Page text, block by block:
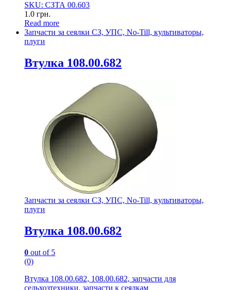
SKU: СЗТА 00.603
1.0 грн.
Read more
Запчасти за сеялки СЗ, УПС, No-Till, культиваторы,
плуги
Втулка 108.00.682
Запчасти за сеялки СЗ, УПС, No-Till, культиваторы,
плуги
Втулка 108.00.682
0 out of 5
(0)
Втулка 108.00.682, 108.00.682, запчасти для
сельхозтехники, запчасти к сеялкам